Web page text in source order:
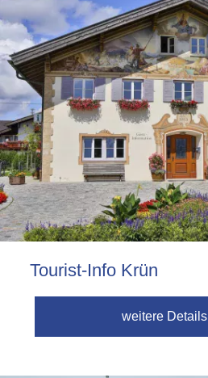
Tourist-Info Krün
weitere Details